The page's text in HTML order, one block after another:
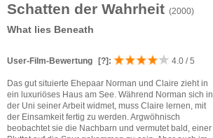
Schatten der Wahrheit (2000)
What lies Beneath
User-Film-Bewertung [?] : 4.0 / 5
Das gut situierte Ehepaar Norman und Claire zieht in
ein luxuriöses Haus am See. Während Norman sich in
der Uni seiner Arbeit widmet, muss Claire lernen, mit
der Einsamkeit fertig zu werden. Argwöhnisch
beobachtet sie die Nachbarn und vermutet bald, einer